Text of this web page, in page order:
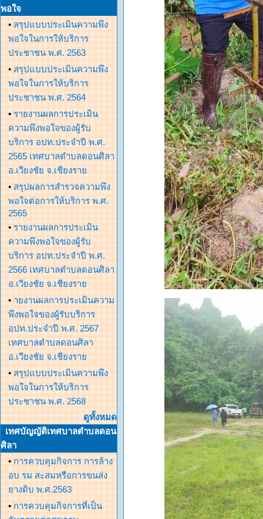
พอใจ
• สรุปแบบประเมินความพึง
พอใจในการให้บริการ
ประชาชน พ.ศ. 2563
• สรุปแบบประเมินความพึง
พอใจในการให้บริการ
ประชาชน พ.ศ. 2564
• รายงานผลการประเมิน
ความพึงพอใจของผู้รับ
บริการ อปท.ประจำปี พ.ศ.
2565 เทศบาลตำบลดอนศิลา
อ.เวียงชัย จ.เชียงราย
• สรุปผลการสำรวจความพึง
พอใจต่อการให้บริการ พ.ศ.
2565
• รายงานผลการประเมิน
ความพึงพอใจของผู้รับ
บริการ อปท.ประจำปี พ.ศ.
2566 เทศบาลตำบลดอนศิลา
อ.เวียงชัย จ.เชียงราย
• ายงานผลการประเมินความ
พึงพอใจของผู้รับบริการ
อปท.ประจำปี พ.ศ. 2567
เทศบาลตำบลดอนศิลา
อ.เวียงชัย จ.เชียงราย
• สรุปแบบประเมินความพึง
พอใจในการให้บริการ
ประชาชน พ.ศ. 2568
ดูทั้งหมด
เทศบัญญัติเทศบาลตำบลดอน
ศิลา
• การควบคุมกิจการ การล้าง
อบ รม สะสมหรือการขนส่ง
ยางดิบ พ.ศ.2563
• การควบคุมกิจการที่เป็น